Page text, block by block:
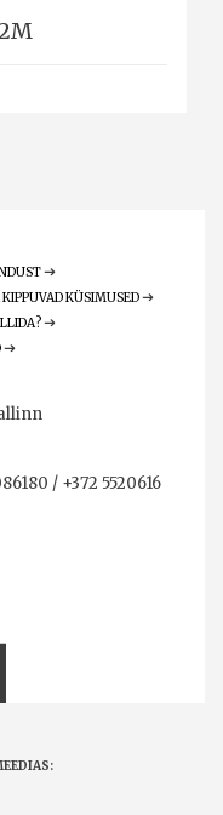
KÜSIMUSED
/ +372 5520616